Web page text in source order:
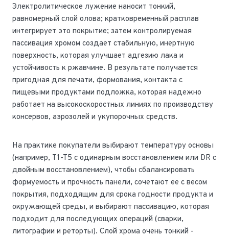
Электролитическое лужение наносит тонкий,
равномерный слой олова; кратковременный расплав
интегрирует это покрытие; затем контролируемая
пассивация хромом создает стабильную, инертную
поверхность, которая улучшает адгезию лака и
устойчивость к ржавчине. В результате получается
пригодная для печати, формования, контакта с
пищевыми продуктами подложка, которая надежно
работает на высокоскоростных линиях по производству
консервов, аэрозолей и укупорочных средств.
На практике покупатели выбирают температуру основы
(например, T1-T5 с одинарным восстановлением или DR с
двойным восстановлением), чтобы сбалансировать
формуемость и прочность панели, сочетают ее с весом
покрытия, подходящим для срока годности продукта и
окружающей среды, и выбирают пассивацию, которая
подходит для последующих операций (сварки,
литографии и реторты). Слой хрома очень тонкий -